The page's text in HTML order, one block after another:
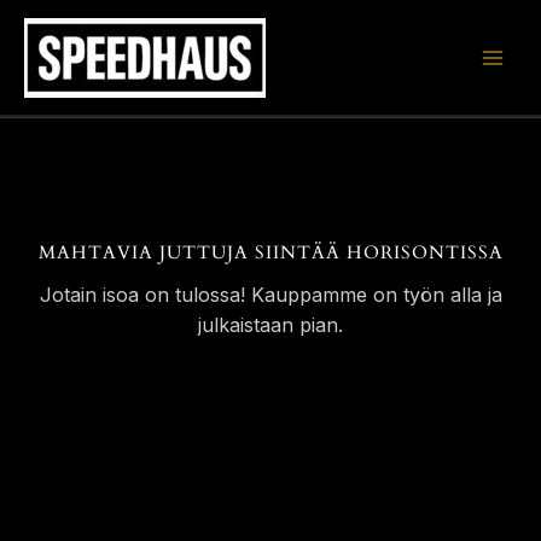
Siirry
sisältöön
MAHTAVIA JUTTUJA SIINTÄÄ HORISONTISSA
Jotain isoa on tulossa! Kauppamme on työn alla ja
julkaistaan pian.